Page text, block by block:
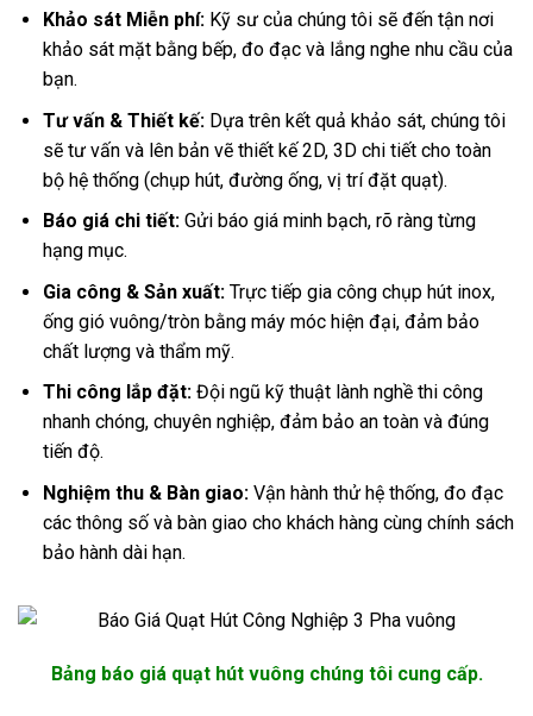
Khảo sát Miễn phí:Kỹ sư của chúng tôi sẽ đến tận nơi
khảo sát mặt bằng bếp, đo đạc và lắng nghe nhu cầu của
bạn.
Tư vấn & Thiết kế:Dựa trên kết quả khảo sát, chúng tôi
sẽ tư vấn và lên bản vẽ thiết kế 2D, 3D chi tiết cho toàn
bộ hệ thống (chụp hút, đường ống, vị trí đặt quạt).
Báo giá chi tiết:Gửi báo giá minh bạch, rõ ràng từng
hạng mục.
Gia công & Sản xuất:Trực tiếp gia công chụp hút inox,
ống gió vuông/tròn bằng máy móc hiện đại, đảm bảo
chất lượng và thẩm mỹ.
Thi công lắp đặt:Đội ngũ kỹ thuật lành nghề thi công
nhanh chóng, chuyên nghiệp, đảm bảo an toàn và đúng
tiến độ.
Nghiệm thu & Bàn giao:Vận hành thử hệ thống, đo đạc
các thông số và bàn giao cho khách hàng cùng chính sách
bảo hành dài hạn.
Bảng báo giá quạt hút vuông chúng tôi cung cấp.